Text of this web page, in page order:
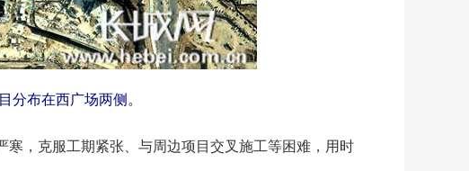
分布在西广场两侧。
，克服工期紧张、与周边项目交叉施工等困难，用时